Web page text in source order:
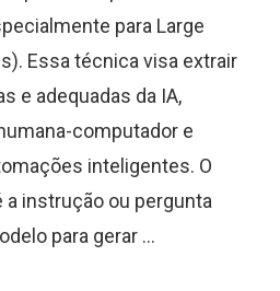
para Large
Essa técnica visa extrair
e adequadas da IA,
computador e
inteligentes. O
instrução ou pergunta
para gerar ...